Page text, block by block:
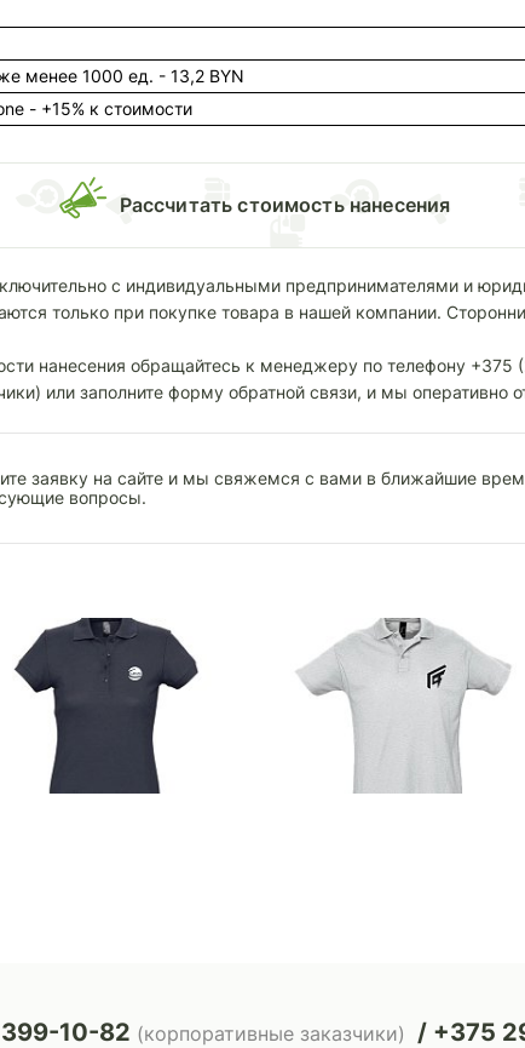
менее 1000 ед. - 13,2 BYN
- +15% к стоимости
Раcсчитать стоимость нанесения
с индивидуальными предпринимателями и
только при покупке товара в нашей компании.
нанесения обращайтесь к менеджеру по телефону +375
или заполните форму обратной связи, и мы оперативно
заявку на сайте и мы свяжемся с вами в ближайшие
вопросы.
10-82 (корпоративные заказчики) +375